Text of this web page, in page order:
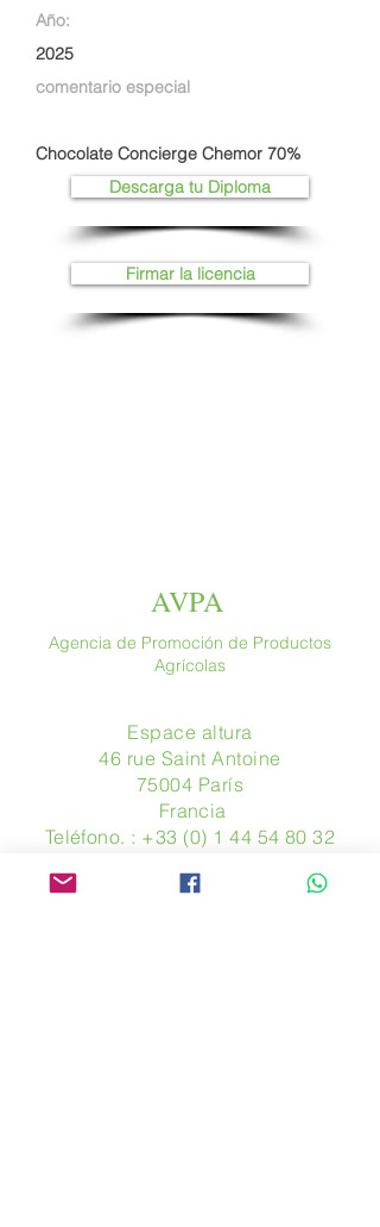
Año:
2025
comentario especial
Chocolate Concierge Chemor 70%
Descarga tu Diploma
Firmar la licencia
AVPA
Agencia de Promoción de Productos
Agrícolas
Espace altura
46 rue Saint Antoine
75004 París
​ Francia
Teléfono. : +33 (0) 1 44 54 80 32
www.avpa.fr